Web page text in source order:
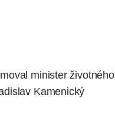
minister životného
Kamenický